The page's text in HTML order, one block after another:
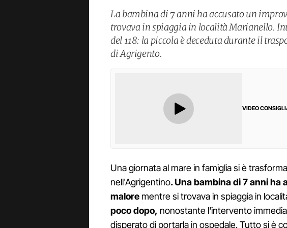
La bambina di 7 anni ha accusato un
trovava in spiaggia in località Marianello.
del 118: la piccola è deceduta durante il
di Agrigento.
VIDEO
Una giornata al mare in famiglia si è
nell'Agrigentino. Una bambina di 7 anni
malore mentre si trovava in spiaggia in
poco dopo, nonostante l'intervento
disperato di portarla in ospedale. Tutto si è